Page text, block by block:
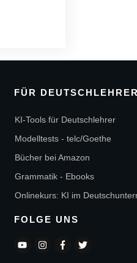
FÜR DEUTSCHLEHRER
KI-Tools für Deutschlehrer
Modelltests - telc/Goethe
Bücher bei Amazon
Grammatik - Ebooks
Onlinekurs: KI im
FOLGE UNS